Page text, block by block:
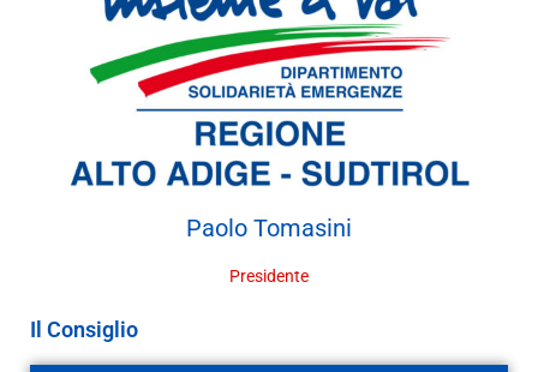
Paolo Tomasini
Presidente
Il Consiglio